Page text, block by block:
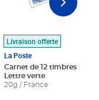
Livraison offerte
La Poste
Carnet de 12 timbres - Le
Lettre verte
20g / France